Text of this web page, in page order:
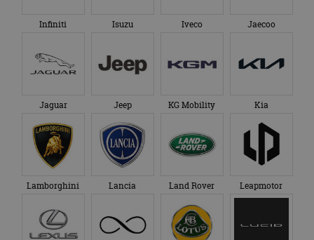
Infiniti Isuzu Iveco Jaecoo
Jaguar Jeep KG Mobility Kia
Lamborghini Lancia Land Rover Leapmotor